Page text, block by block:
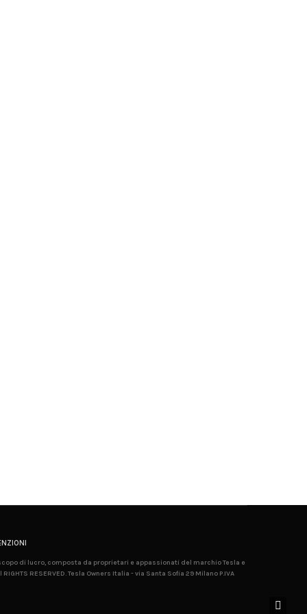
di lucro, composta da proprietari e appassionati del marchio Tesla e
RESERVED. Tesla Owners Italia - via Santa Sofia 29 Milano P.IVA